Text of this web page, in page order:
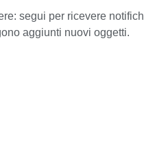
segui per ricevere
aggiunti nuovi oggetti.